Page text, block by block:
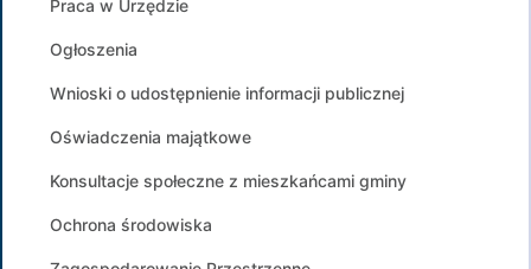
Praca w Urzędzie
Ogłoszenia
Wnioski o udostępnienie informacji publicznej
Oświadczenia majątkowe
Konsultacje społeczne z mieszkańcami gminy
Ochrona środowiska